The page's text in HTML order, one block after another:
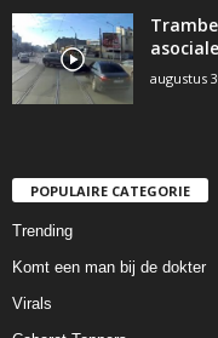
augustus
POPULAIRE CATEGORIE
Trending
Komt een man bij de dokter
Virals